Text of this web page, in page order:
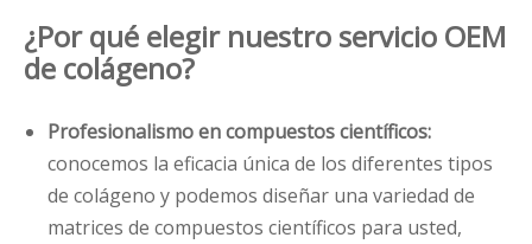
¿Por qué elegir nuestro servicio OEM
de colágeno?
Profesionalismo en compuestos científicos:
conocemos la eficacia única de los diferentes tipos
de colágeno y podemos diseñar una variedad de
matrices de compuestos científicos para usted,